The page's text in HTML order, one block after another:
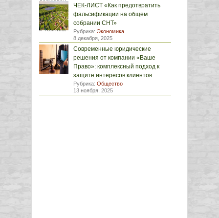
ЧЕК-ЛИСТ «Как предотвратить
фальсификации на общем
собрании СНТ»
Рубрика: Экономика
8 декабря, 2025
Современные юридические
решения от компании «Ваше
Право»: комплексный подход к
защите интересов клиентов
Рубрика: Общество
13 ноября, 2025